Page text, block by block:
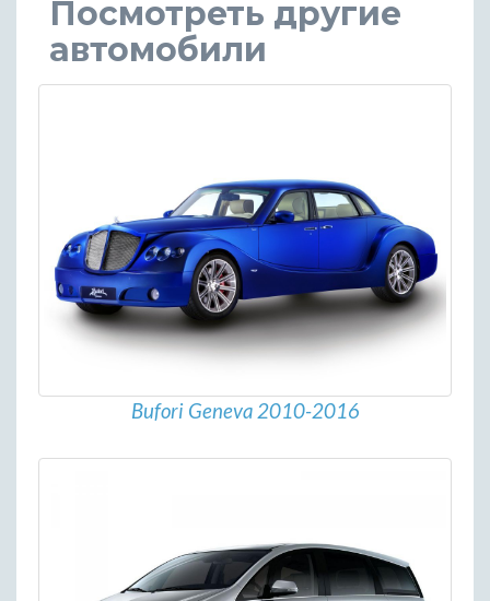
Посмотреть другие
автомобили
Bufori Geneva 2010-2016